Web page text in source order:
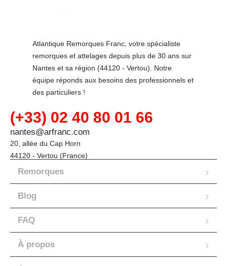
Atlantique Remorques Franc, votre spécialiste
remorques et attelages depuis plus de 30 ans sur
Nantes et sa région (44120 - Vertou). Notre
équipe réponds aux besoins des professionnels et
des particuliers !
(+33) 02 40 80 01 66
nantes@arfranc.com
20, allée du Cap Horn
44120 - Vertou (France)
Remorques
Blog
FAQ
À propos